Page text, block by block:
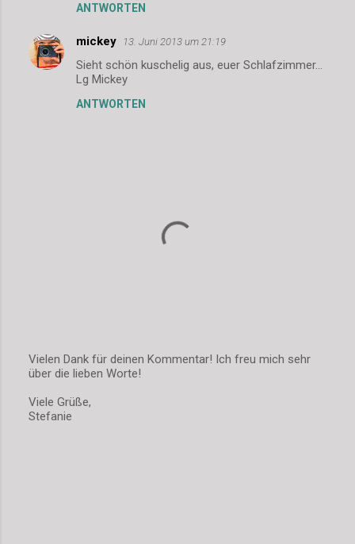
n
t
ANTWORTEN
mickey 13. Juni 2013 um 21:19
Sieht schön kuschelig aus, euer Schlafzimmer...
Lg Mickey
ANTWORTEN
K
m
m
Vielen Dank für deinen Kommentar! Ich freu mich sehr
über die lieben Worte!
Viele Grüße,
Stefanie